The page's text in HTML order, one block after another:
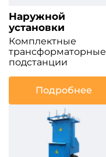
Наружной
установки
Комплектные
трансформаторные
подстанции
Подробнее